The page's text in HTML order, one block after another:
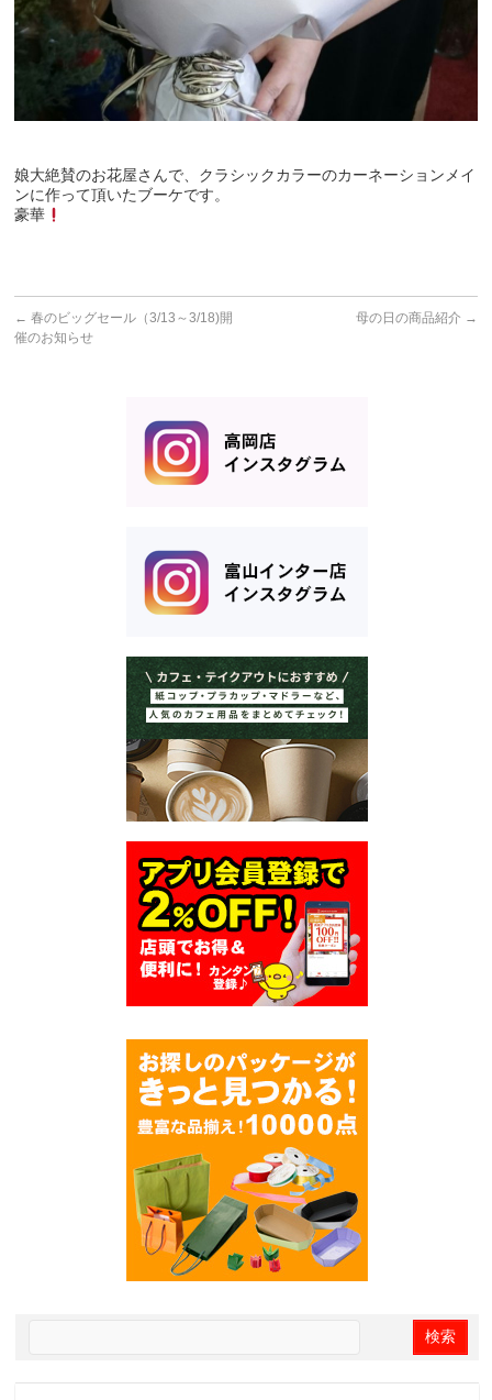
娘大絶賛のお花屋さんで、クラシックカラーのカーネーションメイ
ンに作って頂いたブーケです。
豪華
← 春のビッグセール（3/13～3/18)開
催のお知らせ
母の日の商品紹介 →